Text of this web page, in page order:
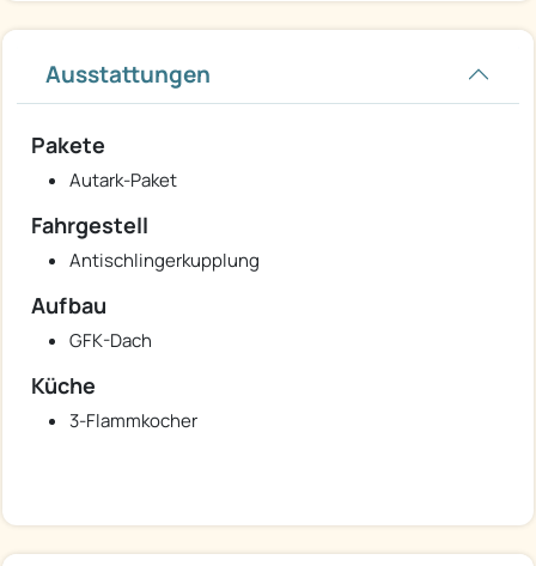
Ausstattungen
Pakete
Autark-Paket
Fahrgestell
Antischlingerkupplung
Aufbau
GFK-Dach
Küche
3-Flammkocher